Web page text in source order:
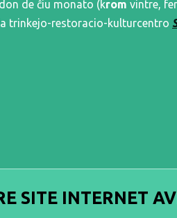
de ĉiu monato (krom vintre,
trinkejo-restoracio-kulturcentro
SITE INTERNET